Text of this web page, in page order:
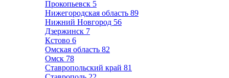
Прокопьевск 5
Нижегородская область 89
Нижний Новгород 56
Дзержинск 7
Кстово 6
Омская область 82
Омск 78
Ставропольский край 81